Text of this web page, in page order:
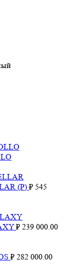
(P) ₽ 545
₽ 239 000.00
₽ 282 000.00